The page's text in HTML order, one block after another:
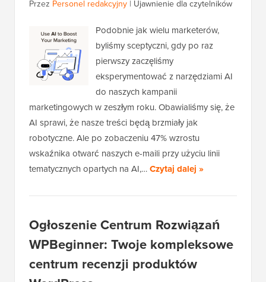
Przez Personel redakcyjny | Ujawnienie dla czytelników
Podobnie jak wielu marketerów,
byliśmy sceptyczni, gdy po raz
pierwszy zaczęliśmy
eksperymentować z narzędziami AI
do naszych kampanii
marketingowych w zeszłym roku. Obawialiśmy się, że
AI sprawi, że nasze treści będą brzmiały jak
robotyczne. Ale po zobaczeniu 47% wzrostu
wskaźnika otwarć naszych e-maili przy użyciu linii
tematycznych opartych na AI,…Czytaj dalej »
Ogłoszenie Centrum Rozwiązań
WPBeginner: Twoje kompleksowe
centrum recenzji produktów